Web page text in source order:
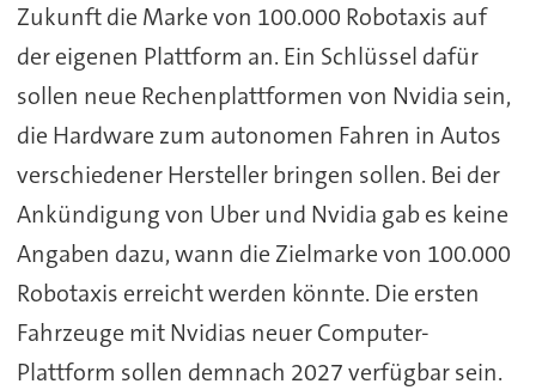
Zukunft die Marke von 100.000 Robotaxis auf
der eigenen Plattform an. Ein Schlüssel dafür
sollen neue Rechenplattformen von Nvidia sein,
die Hardware zum autonomen Fahren in Autos
verschiedener Hersteller bringen sollen. Bei der
Ankündigung von Uber und Nvidia gab es keine
Angaben dazu, wann die Zielmarke von 100.000
Robotaxis erreicht werden könnte. Die ersten
Fahrzeuge mit Nvidias neuer Computer-
Plattform sollen demnach 2027 verfügbar sein.